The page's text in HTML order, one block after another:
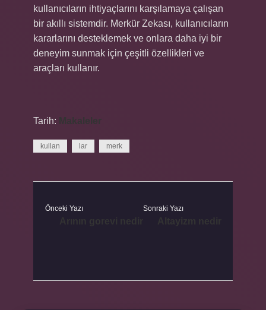
kullanıcıların ihtiyaçlarını karşılamaya çalışan
bir akıllı sistemdir. Merkür Zekası, kullanıcıların
kararlarını desteklemek ve onlara daha iyi bir
deneyim sunmak için çeşitli özellikleri ve
araçları kullanır.
Tarih: Makaleler
kullan lar merk
Önceki Yazı Sonraki Yazı